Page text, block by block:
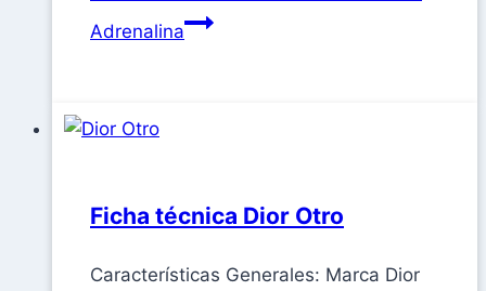
Adrenalina
Ficha técnica Dior Otro
Características Generales: Marca Dior